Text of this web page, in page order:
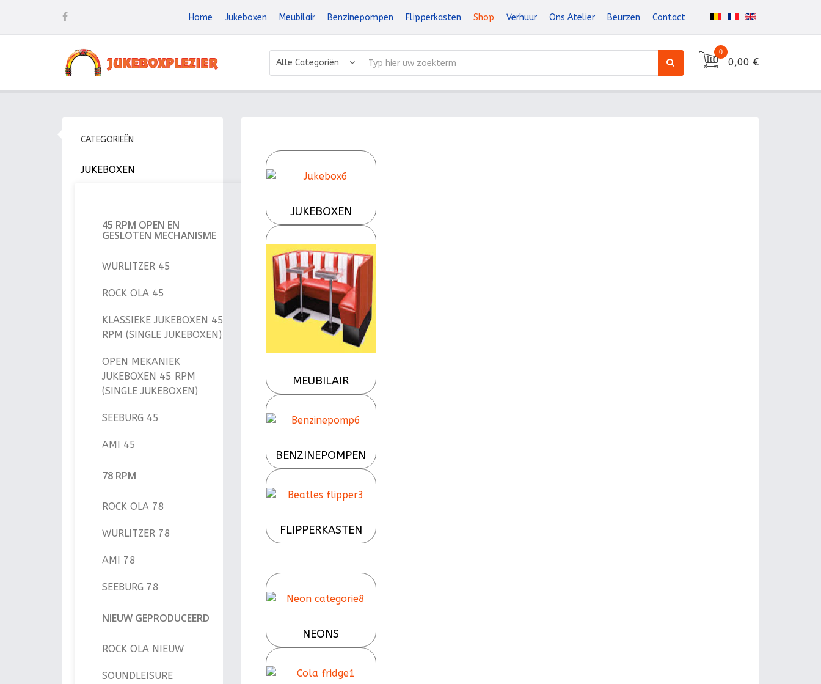
Home Jukeboxen Meubilair Benzinepompen Flipperkasten Shop Verhuur Ons Atelier Beurzen Contact
0
0,00 €
Alle Categoriën
CATEGORIEËN
JUKEBOXEN
45 RPM OPEN EN
GESLOTEN MECHANISME
WURLITZER 45
ROCK OLA 45
KLASSIEKE JUKEBOXEN 45
RPM (SINGLE JUKEBOXEN)
OPEN MEKANIEK
JUKEBOXEN 45 RPM
(SINGLE JUKEBOXEN)
SEEBURG 45
AMI 45
78 RPM
ROCK OLA 78
WURLITZER 78
AMI 78
SEEBURG 78
NIEUW GEPRODUCEERD
ROCK OLA NIEUW
SOUNDLEISURE
JUKEBOXEN
MEUBILAIR
BENZINEPOMPEN
FLIPPERKASTEN
NEONS